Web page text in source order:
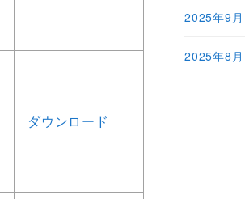
ダウンロード
2025年9月
2025年8月